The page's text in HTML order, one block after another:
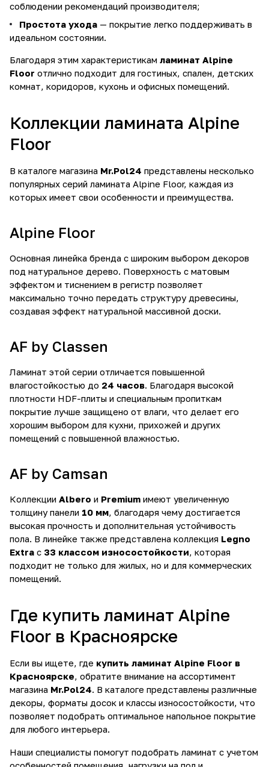
соблюдении рекомендаций производителя;
Простота ухода — покрытие легко поддерживать в
идеальном состоянии.
Благодаря этим характеристикам ламинат Alpine
Floor отлично подходит для гостиных, спален, детских
комнат, коридоров, кухонь и офисных помещений.
Коллекции ламината Alpine
Floor
В каталоге магазина Mr.Pol24 представлены несколько
популярных серий ламината Alpine Floor, каждая из
которых имеет свои особенности и преимущества.
Alpine Floor
Основная линейка бренда с широким выбором декоров
под натуральное дерево. Поверхность с матовым
эффектом и тиснением в регистр позволяет
максимально точно передать структуру древесины,
создавая эффект натуральной массивной доски.
AF by Classen
Ламинат этой серии отличается повышенной
влагостойкостью до 24 часов. Благодаря высокой
плотности HDF-плиты и специальным пропиткам
покрытие лучше защищено от влаги, что делает его
хорошим выбором для кухни, прихожей и других
помещений с повышенной влажностью.
AF by Camsan
Коллекции Albero и Premium имеют увеличенную
толщину панели 10 мм, благодаря чему достигается
высокая прочность и дополнительная устойчивость
пола. В линейке также представлена коллекция Legno
Extra с 33 классом износостойкости, которая
подходит не только для жилых, но и для коммерческих
помещений.
Где купить ламинат Alpine
Floor в Красноярске
Если вы ищете, где купить ламинат Alpine Floor в
Красноярске, обратите внимание на ассортимент
магазина Mr.Pol24. В каталоге представлены различные
декоры, форматы досок и классы износостойкости, что
позволяет подобрать оптимальное напольное покрытие
для любого интерьера.
Наши специалисты помогут подобрать ламинат с учетом